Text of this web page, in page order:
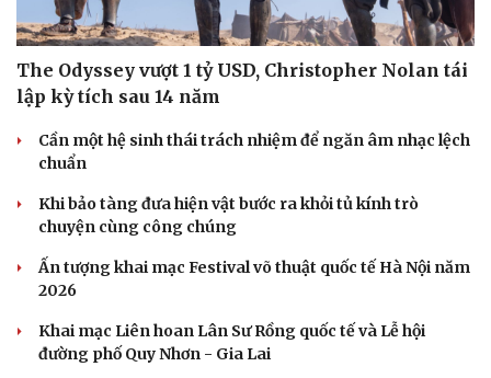
The Odyssey vượt 1 tỷ USD, Christopher Nolan tái
lập kỳ tích sau 14 năm
Cần một hệ sinh thái trách nhiệm để ngăn âm nhạc lệch
chuẩn
Khi bảo tàng đưa hiện vật bước ra khỏi tủ kính trò
chuyện cùng công chúng
Ấn tượng khai mạc Festival võ thuật quốc tế Hà Nội năm
2026
Khai mạc Liên hoan Lân Sư Rồng quốc tế và Lễ hội
đường phố Quy Nhơn - Gia Lai